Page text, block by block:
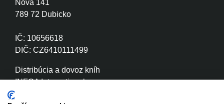
Nová 141
789 72 Dubicko
IČ: 10656618
DIČ: CZ6410111499
Distribúcia a dovoz kníh
INFOA International s.r.o.